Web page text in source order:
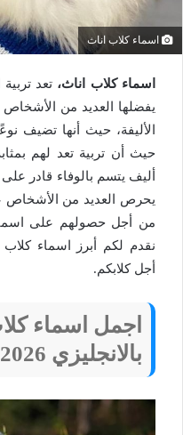
اسماء كلاب اناث
اسماء كلاب اناث، تعد
يفضلها العديد من
الأليفة، حيث أنها تضيف
حيث أن تربية تعد لهم
أليف يتسم بالوفاء قادر على
يحرص العديد من الأشخاص
من أجل حصولهم على
نقدم لكم أبرز اسماء كلاب
أجل كلابكم.
اجمل اسماء
بالانجليزي 2026